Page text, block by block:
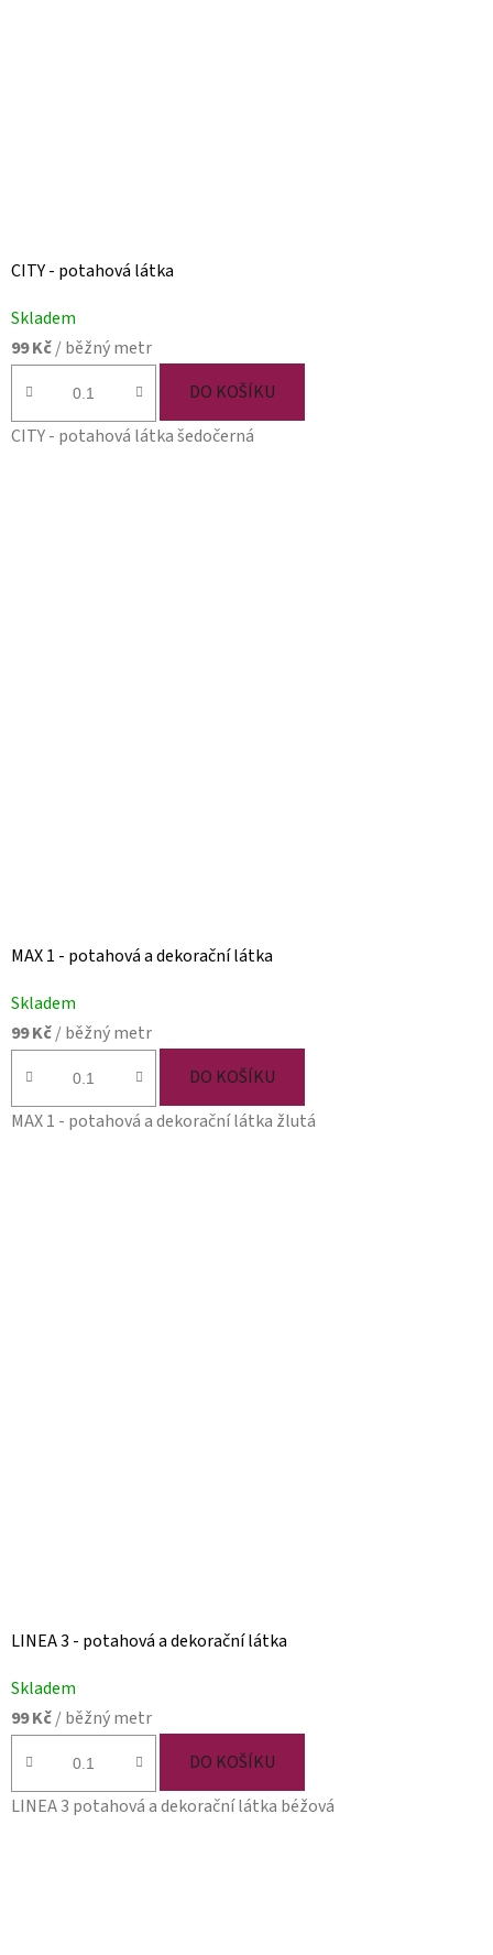
CITY - potahová látka
Skladem
99 Kč/ běžný metr
DO KOŠÍKU
CITY - potahová látka šedočerná
MAX 1 - potahová a dekorační látka
Skladem
99 Kč/ běžný metr
DO KOŠÍKU
MAX 1 - potahová a dekorační látka žlutá
LINEA 3 - potahová a dekorační látka
Skladem
99 Kč/ běžný metr
DO KOŠÍKU
LINEA 3 potahová a dekorační látka béžová